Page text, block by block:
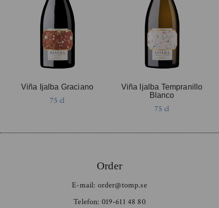
Viña Ijalba Graciano
75 cl
Viña Ijalba Tempranillo
Blanco
75 cl
Order
E-mail: order@tomp.se
Telefon: 019-611 48 80